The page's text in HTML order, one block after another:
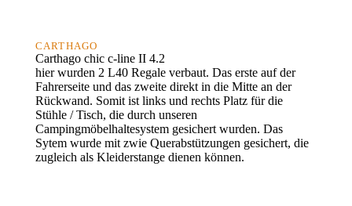
CARTHAGO
Carthago chic c-line II 4.2
hier wurden 2 L40 Regale verbaut. Das erste auf der
Fahrerseite und das zweite direkt in die Mitte an der
Rückwand. Somit ist links und rechts Platz für die
Stühle / Tisch, die durch unseren
Campingmöbelhaltesystem gesichert wurden. Das
Sytem wurde mit zwie Querabstützungen gesichert, die
zugleich als Kleiderstange dienen können.